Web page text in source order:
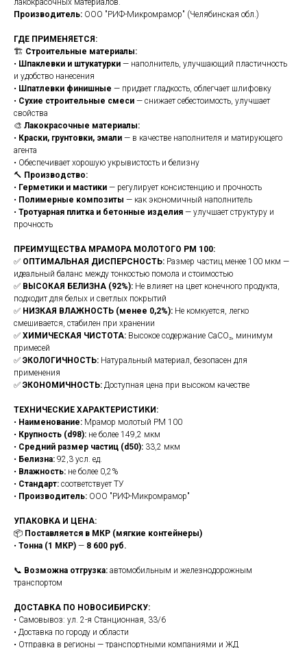
лакокрасочных материалов.
Производитель: ООО "РИФ-Микромрамор" (Челябинская обл.)
ГДЕ ПРИМЕНЯЕТСЯ:
🏗️ Строительные материалы:
• Шпаклевки и штукатурки — наполнитель, улучшающий пластичность
и удобство нанесения
• Шпатлевки финишные — придает гладкость, облегчает шлифовку
• Сухие строительные смеси — снижает себестоимость, улучшает
свойства
🎨 Лакокрасочные материалы:
• Краски, грунтовки, эмали — в качестве наполнителя и матирующего
агента
• Обеспечивает хорошую укрывистость и белизну
🔨 Производство:
• Герметики и мастики — регулирует консистенцию и прочность
• Полимерные композиты — как экономичный наполнитель
• Тротуарная плитка и бетонные изделия — улучшает структуру и
прочность
ПРЕИМУЩЕСТВА МРАМОРА МОЛОТОГО РМ 100:
✅ ОПТИМАЛЬНАЯ ДИСПЕРСНОСТЬ: Размер частиц менее 100 мкм —
идеальный баланс между тонкостью помола и стоимостью
✅ ВЫСОКАЯ БЕЛИЗНА (92%): Не влияет на цвет конечного продукта,
подходит для белых и светлых покрытий
✅ НИЗКАЯ ВЛАЖНОСТЬ (менее 0,2%): Не комкуется, легко
смешивается, стабилен при хранении
✅ ХИМИЧЕСКАЯ ЧИСТОТА: Высокое содержание CaCO₃, минимум
примесей
✅ ЭКОЛОГИЧНОСТЬ: Натуральный материал, безопасен для
применения
✅ ЭКОНОМИЧНОСТЬ: Доступная цена при высоком качестве
ТЕХНИЧЕСКИЕ ХАРАКТЕРИСТИКИ:
• Наименование: Мрамор молотый РМ 100
• Крупность (d98): не более 149,2 мкм
• Средний размер частиц (d50): 33,2 мкм
• Белизна: 92,3 усл. ед.
• Влажность: не более 0,2%
• Стандарт: соответствует ТУ
• Производитель: ООО "РИФ-Микромрамор"
УПАКОВКА И ЦЕНА:
📦 Поставляется в МКР (мягкие контейнеры)
• Тонна (1 МКР) — 8 600 руб.
📞 Возможна отгрузка: автомобильным и железнодорожным
транспортом
ДОСТАВКА ПО НОВОСИБИРСКУ:
• Самовывоз: ул. 2-я Станционная, 33/6
• Доставка по городу и области
• Отправка в регионы — транспортными компаниями и ЖД